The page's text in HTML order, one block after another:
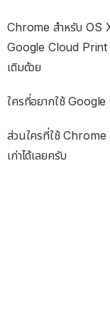
Chrome สำหรับ OS
Google Cloud Print
เติมด้วย
ใครที่อยากใช้ Google
ส่วนใครที่ใช้ Chrome
เก่าได้เลยครับ